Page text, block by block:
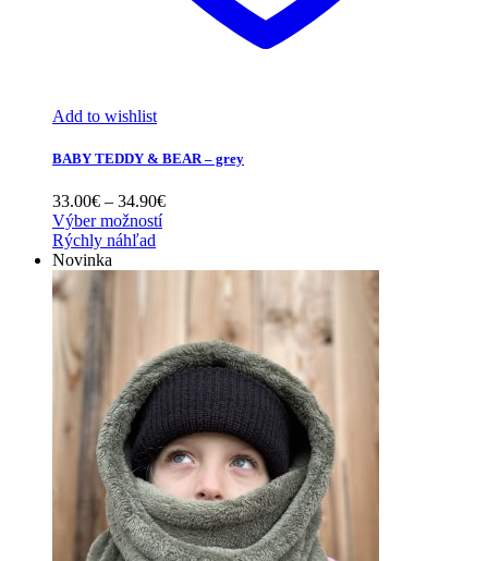
Add to wishlist
BABY TEDDY & BEAR – grey
33.00€ – 34.90€Price
Výber možností
Rýchly náhľad
Novinka